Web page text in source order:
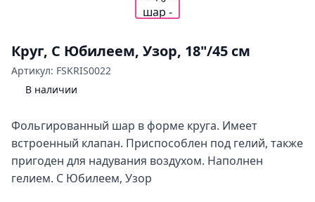
Круг, С Юбилеем, Узор, 18"/45 см
Артикул: FSKRIS0022
В наличии
Фольгированный шар в форме круга. Имеет
встроенный клапан. Приспособлен под гелий, также
пригоден для надувания воздухом. Наполнен
гелием. С Юбилеем, Узор